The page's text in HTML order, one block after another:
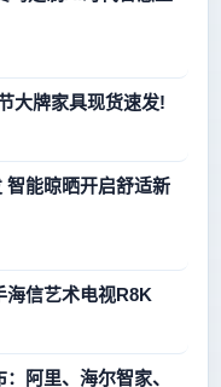
大牌家具现货速发!
智能晾晒开启舒适新
海信艺术电视R8K
阿里、海尔智家、